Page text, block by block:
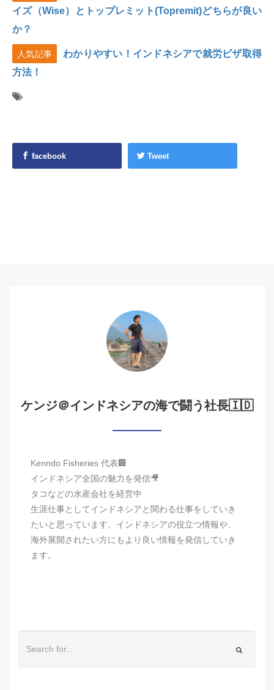
イズ（Wise）とトップレミット(Topremit)どちらが良い
か？
人気記事
わかりやすい！インドネシアで就労ビザ取得
方法！
facebook Tweet
ケンジ＠インドネシアの海で闘う社長🇮🇩
Kenndo Fisheries 代表🏢
インドネシア全国の魅力を発信🎥
タコなどの水産会社を経営中
生涯仕事としてインドネシアと関わる仕事をしていき
たいと思っています。インドネシアの役立つ情報や、
海外展開されたい方にもより良い情報を発信していき
ます。